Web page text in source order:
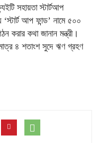
সহায়তা স্টার্টআপ
আপ ফান্ড’ নামে ৫০০
করার কথা জানান মন্ত্রী।
৪ শতাংশ সুদে ঋণ গ্রহণ